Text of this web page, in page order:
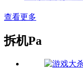
查看更多
拆机Pa